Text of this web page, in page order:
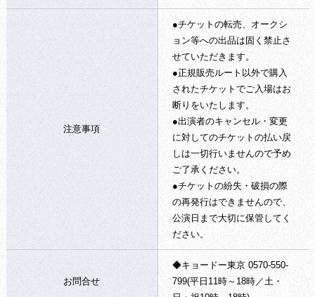
注意事項
●チケットの転売、オークシ
ョン等への出品は固く禁止さ
せていただきます。
●正規販売ルート以外で購入
されたチケットでご入場はお
断りをいたします。
●出演者のキャンセル・変更
に対してのチケットの払い戻
しは一切行いませんので予め
ご了承ください。
●チケットの紛失・破損の際
の再発行はできませんので、
公演日まで大切に保管してく
ださい。
お問合せ
◆キョードー東京 0570-550-
799(平日11時～18時／土・